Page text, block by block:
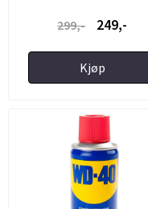
299,-
249,-
Kjøp